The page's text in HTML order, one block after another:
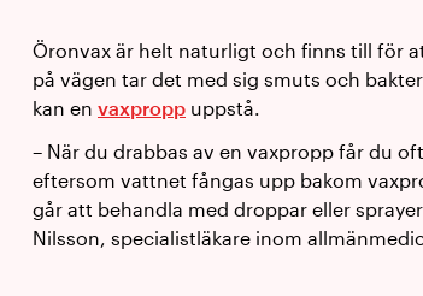
Öronvax är helt naturligt och finns till för
på vägen tar det med sig smuts och
kan en vaxpropp uppstå.
– När du drabbas av en vaxpropp får du
eftersom vattnet fångas upp bakom
går att behandla med droppar eller
Nilsson, specialistläkare inom